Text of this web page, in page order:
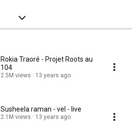
Rokia Traoré - Projet Roots au
104
2.5M views 13 years ago
Susheela raman - vel - live
2.1M views 13 years ago